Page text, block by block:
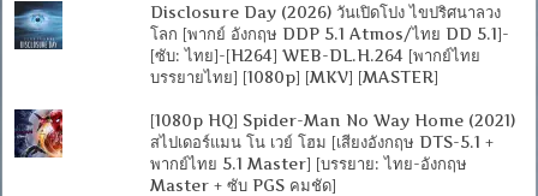
Disclosure Day (2026) วันเปิดโปง ไขปริศนาลวง
โลก [พากย์ อังกฤษ DDP 5.1 Atmos/ไทย DD 5.1]-
[ซับ: ไทย]-[H264] WEB-DL.H.264 [พากย์ไทย
บรรยายไทย] [1080p] [MKV] [MASTER]
[1080p HQ] Spider-Man No Way Home (2021)
สไปเดอร์แมน โน เวย์ โฮม [เสียงอังกฤษ DTS-5.1 +
พากย์ไทย 5.1 Master] [บรรยาย: ไทย-อังกฤษ
Master + ซับ PGS คมชัด]